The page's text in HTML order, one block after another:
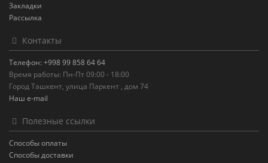
Закладки
Рассылка
Контакты
Телефон: +998 99 858 64 64
Время работы: Пн-Пт 09:00 - 18:00
Город Ташкент, улица Паркент , дом 74
Наш e-mail
Полезные ссылки
Способы оплаты
Способы доставки